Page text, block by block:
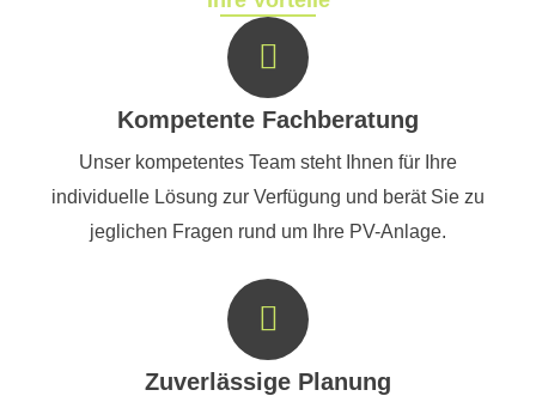
Kompetente Fachberatung
Unser kompetentes Team steht Ihnen für Ihre
individuelle Lösung zur Verfügung und berät Sie zu
jeglichen Fragen rund um Ihre PV-Anlage.
Zuverlässige Planung